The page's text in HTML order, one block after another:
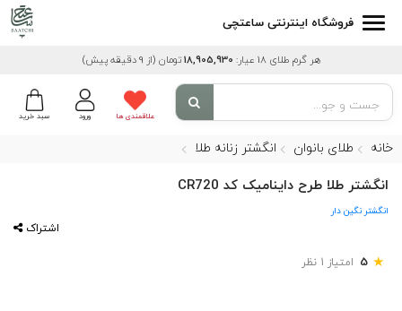
فروشگاه اینترنتی ساعتچی
هر گرم طلای 18 عیار: 18,905,930تومان (از 9 دقیقه پیش)
سبد خرید ورود علاقمندی ها
خانه طلای بانوان انگشتر زنانه طلا
انگشتر طلا طرح داینامیک کد CR720
انگشتر نگین دار
اشتراک
★
5 امتیاز 1 نظر